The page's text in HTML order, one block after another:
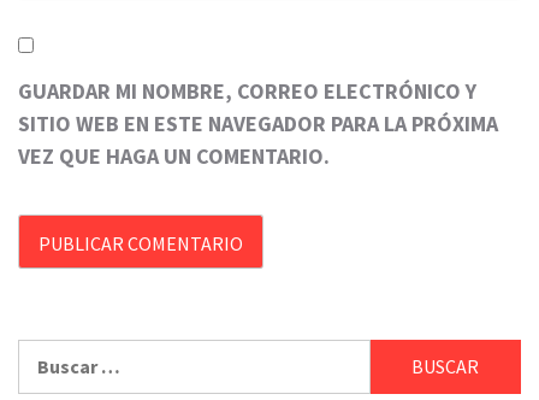
GUARDAR MI NOMBRE, CORREO ELECTRÓNICO Y
SITIO WEB EN ESTE NAVEGADOR PARA LA PRÓXIMA
VEZ QUE HAGA UN COMENTARIO.